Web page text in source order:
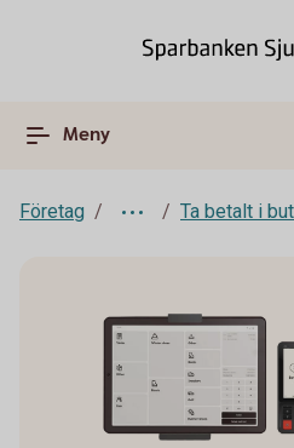
Meny
Företag Ta betalt i